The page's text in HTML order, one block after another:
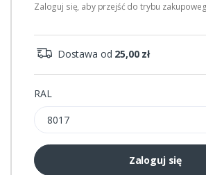
Zaloguj się, aby przejść do trybu
Dostawa od 25,00 zł
RAL
8017
Zaloguj się